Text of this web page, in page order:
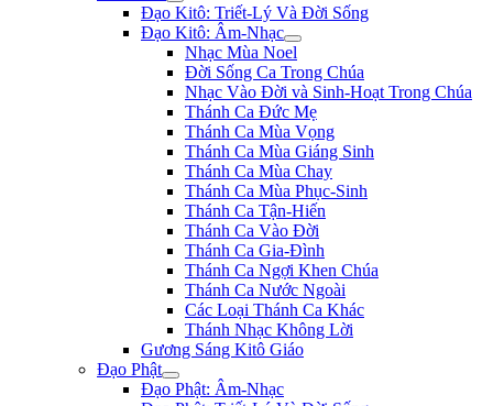
Đạo Kitô: Triết-Lý Và Đời Sống
Đạo Kitô: Âm-Nhạc
Nhạc Mùa Noel
Đời Sống Ca Trong Chúa
Nhạc Vào Đời và Sinh-Hoạt Trong Chúa
Thánh Ca Đức Mẹ
Thánh Ca Mùa Vọng
Thánh Ca Mùa Giáng Sinh
Thánh Ca Mùa Chay
Thánh Ca Mùa Phục-Sinh
Thánh Ca Tận-Hiến
Thánh Ca Vào Đời
Thánh Ca Gia-Đình
Thánh Ca Ngợi Khen Chúa
Thánh Ca Nước Ngoài
Các Loại Thánh Ca Khác
Thánh Nhạc Không Lời
Gương Sáng Kitô Giáo
Đạo Phật
Đạo Phật: Âm-Nhạc